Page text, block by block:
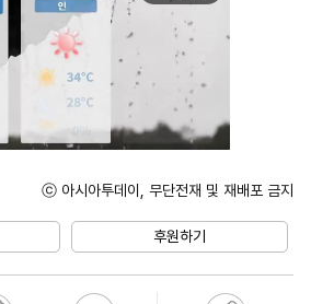
ⓒ 아시아투데이, 무단전재 및 재배포 금지
후원하기